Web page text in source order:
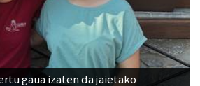
gaua izaten da jaietako